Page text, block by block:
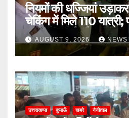
नियमों की धज्जियां
चेकिंग में मिले 110 यात्री;
की कड़ी कार्रवाई
AUGUST 9, 2026
उत्तराखण्ड कुमाऊँ खबरे नैनीताल